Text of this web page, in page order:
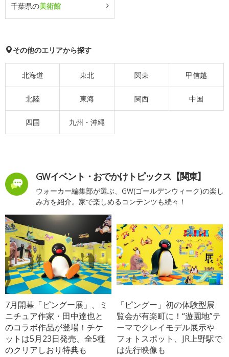
千葉県の美術館
その他のエリアから探す
北海道 東北 関東 甲信越
北陸 東海 関西 中国
四国 九州・沖縄
GWイベント・おでかけトピックス【関東】
ウォーカー編集部が選ぶ、GW(ゴールデンウィーク)の楽し
み方を紹介。家で楽しめるコンテンツも続々！
7月開幕「ピングー展」、ミ
ニチュア作家・田中達也と
のコラボ作品が登場！チケ
ットは5月23日発売、全5種
のクリアしおり特典も
「ピングー」初の体験型展
覧会が有楽町に！“遊園地”テ
ーマでクレイモデル展示や
フォトスポット、JR上野駅で
は先行映像も